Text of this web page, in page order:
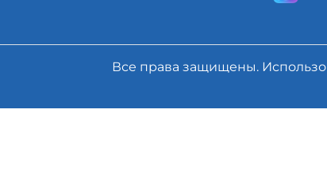
Все права защищены.